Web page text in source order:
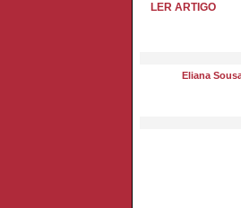
LER ARTIGO
Eliana